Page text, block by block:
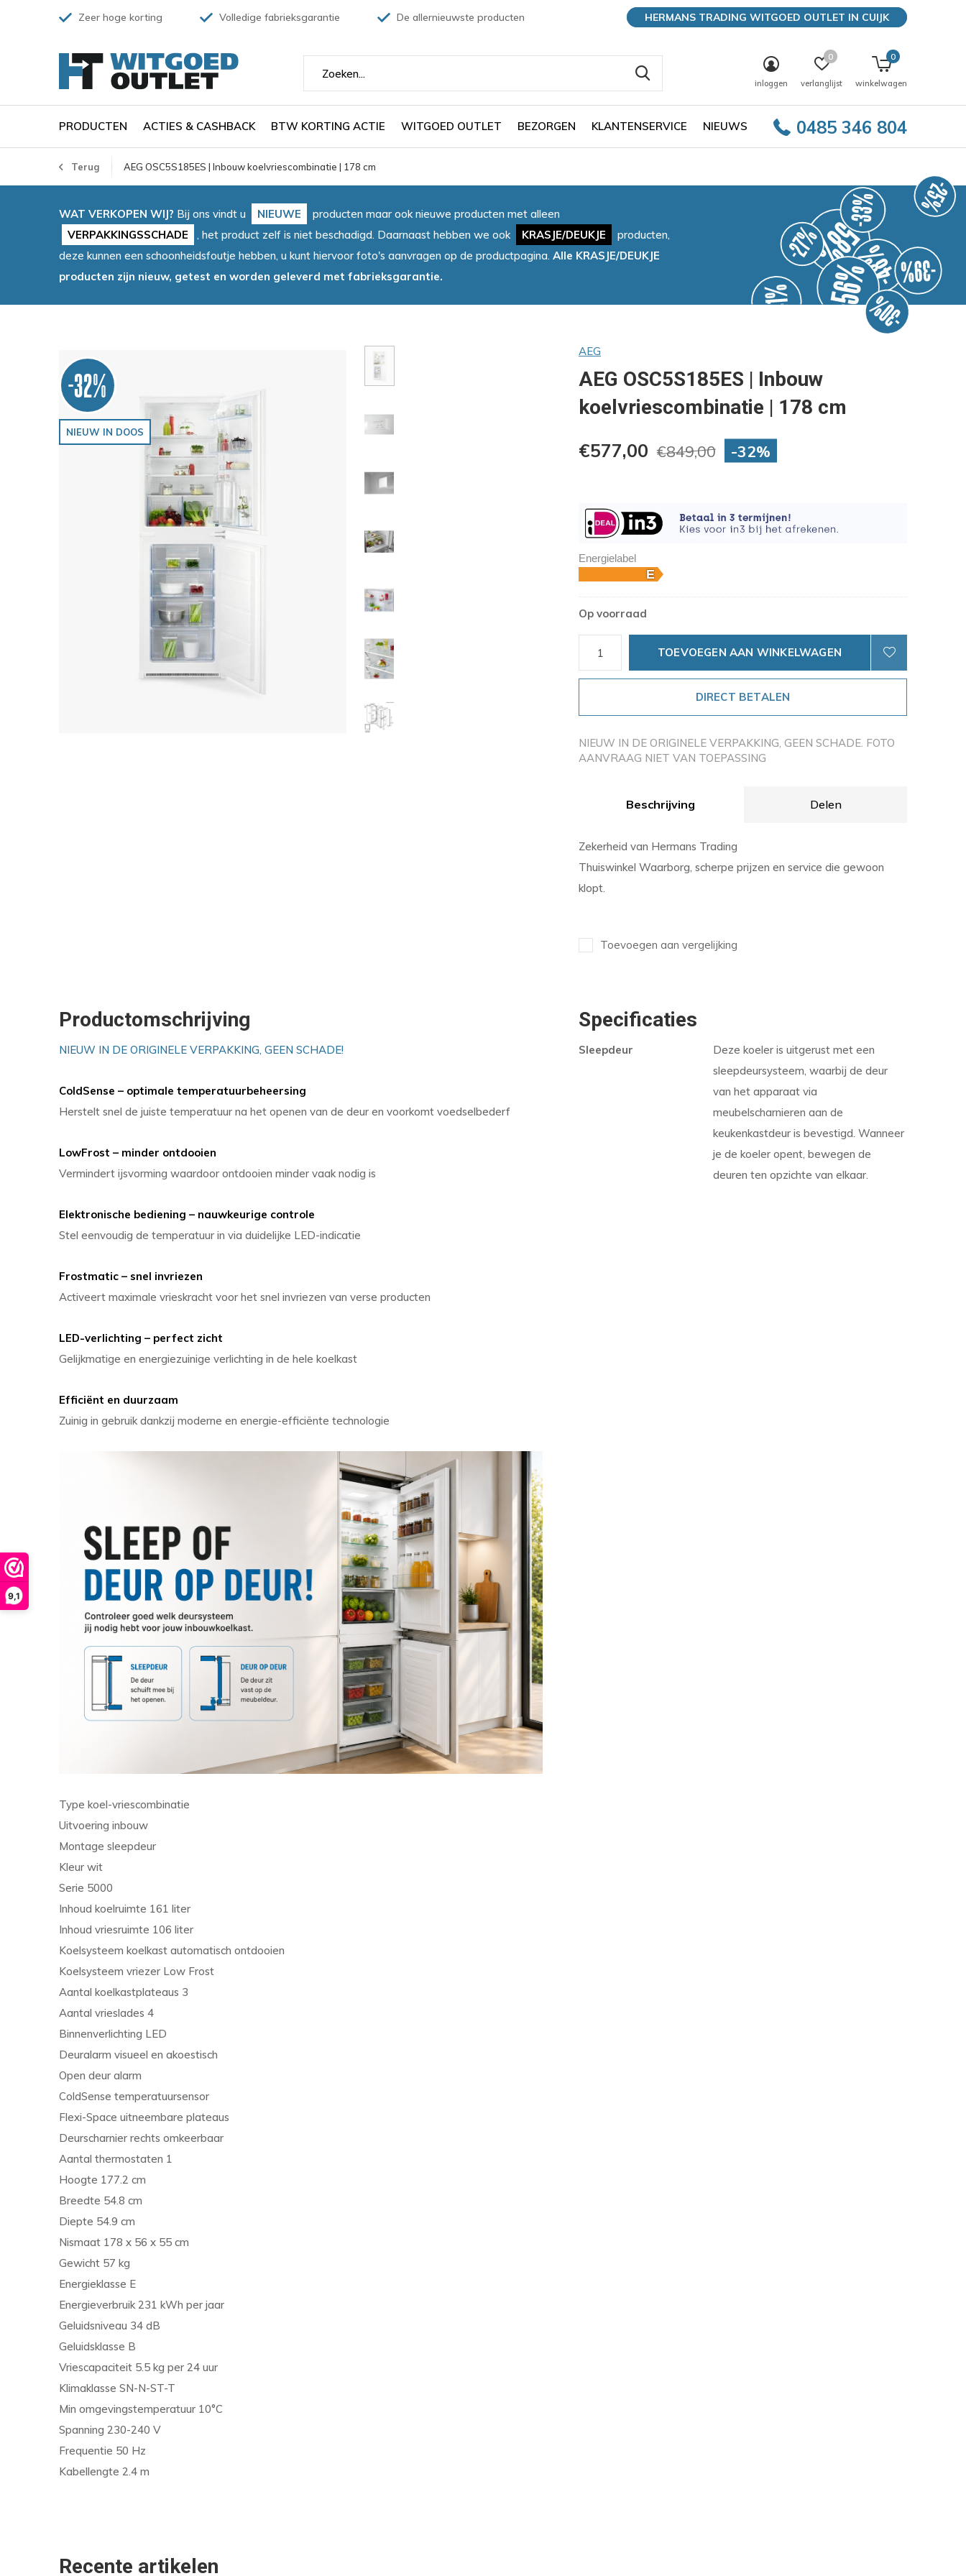
9,1
PRODUCTEN ACTIES & CASHBACK BTW KORTING ACTIE WITGOED OUTLET BEZORGEN KLANTENSERVICE NIEUWS 0485 346 804
inloggen verlanglijst
0
winkelwagen
0
Zeer hoge korting Volledige fabrieksgarantie De allernieuwste producten HERMANS TRADING WITGOED OUTLET IN CUIJK
Terug AEG OSC5S185ES | Inbouw koelvriescombinatie | 178 cm
WAT VERKOPEN WIJ? Bij ons vindt u NIEUWE
producten maar ook nieuwe producten met alleen
VERPAKKINGSSCHADE
, het product zelf is niet beschadigd. Daarnaast hebben we ook KRASJE/DEUKJE
producten,
deze kunnen een schoonheidsfoutje hebben, u kunt hiervoor foto's aanvragen op de productpagina. Alle KRASJE/DEUKJE
producten zijn nieuw, getest en worden geleverd met fabrieksgarantie.
-32%
NIEUW IN DOOS
AEG
AEG OSC5S185ES | Inbouw
koelvriescombinatie | 178 cm
€577,00 €849,00 -32%
Energielabel
Op voorraad
TOEVOEGEN AAN WINKELWAGEN
DIRECT BETALEN
NIEUW IN DE ORIGINELE VERPAKKING, GEEN SCHADE. FOTO
AANVRAAG NIET VAN TOEPASSING
Beschrijving Delen
Zekerheid van Hermans Trading
Thuiswinkel Waarborg, scherpe prijzen en service die gewoon
klopt.
Toevoegen aan vergelijking
Productomschrijving
NIEUW IN DE ORIGINELE VERPAKKING, GEEN SCHADE!
ColdSense – optimale temperatuurbeheersing
Herstelt snel de juiste temperatuur na het openen van de deur en voorkomt voedselbederf
LowFrost – minder ontdooien
Vermindert ijsvorming waardoor ontdooien minder vaak nodig is
Elektronische bediening – nauwkeurige controle
Stel eenvoudig de temperatuur in via duidelijke LED-indicatie
Frostmatic – snel invriezen
Activeert maximale vrieskracht voor het snel invriezen van verse producten
LED-verlichting – perfect zicht
Gelijkmatige en energiezuinige verlichting in de hele koelkast
Efficiënt en duurzaam
Zuinig in gebruik dankzij moderne en energie-efficiënte technologie
Type koel-vriescombinatie
Uitvoering inbouw
Montage sleepdeur
Kleur wit
Serie 5000
Inhoud koelruimte 161 liter
Inhoud vriesruimte 106 liter
Koelsysteem koelkast automatisch ontdooien
Koelsysteem vriezer Low Frost
Aantal koelkastplateaus 3
Aantal vrieslades 4
Binnenverlichting LED
Deuralarm visueel en akoestisch
Open deur alarm
ColdSense temperatuursensor
Flexi-Space uitneembare plateaus
Deurscharnier rechts omkeerbaar
Aantal thermostaten 1
Hoogte 177.2 cm
Breedte 54.8 cm
Diepte 54.9 cm
Nismaat 178 x 56 x 55 cm
Gewicht 57 kg
Energieklasse E
Energieverbruik 231 kWh per jaar
Geluidsniveau 34 dB
Geluidsklasse B
Vriescapaciteit 5.5 kg per 24 uur
Klimaklasse SN-N-ST-T
Min omgevingstemperatuur 10°C
Spanning 230-240 V
Frequentie 50 Hz
Kabellengte 2.4 m
Specificaties
Sleepdeur
Deze koeler is uitgerust met een
sleepdeursysteem, waarbij de deur
van het apparaat via
meubelscharnieren aan de
keukenkastdeur is bevestigd. Wanneer
je de koeler opent, bewegen de
deuren ten opzichte van elkaar.
Recente artikelen